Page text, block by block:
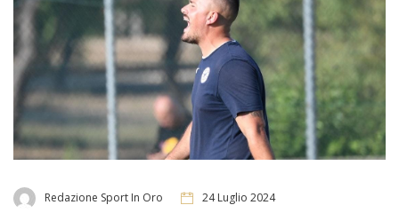
Redazione Sport In Oro 24 Luglio 2024